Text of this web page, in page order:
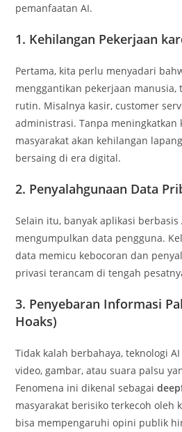
pemanfaatan AI.
1. Kehilangan Pekerjaan
Pertama, kita perlu menyadari
menggantikan pekerjaan
rutin. Misalnya kasir, customer
administrasi. Tanpa meningkatkan
masyarakat akan kehilangan
bersaing di era digital.
2. Penyalahgunaan Data
Selain itu, banyak aplikasi
mengumpulkan data pengguna.
data memicu kebocoran dan
privasi terancam di tengah
3. Penyebaran Informasi
Hoaks)
Tidak kalah berbahaya, teknologi
video, gambar, atau suara palsu
Fenomena ini dikenal sebagai
masyarakat berisiko terkecoh oleh
bisa mempengaruhi opini publik